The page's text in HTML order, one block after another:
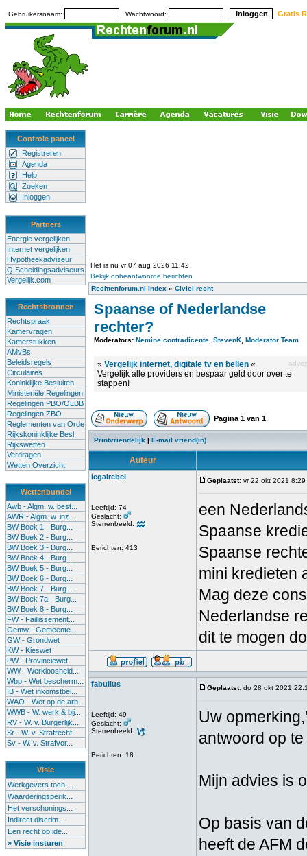
Gebruikersnaam: Wachtwoord: Gratis
Controle paneel
Registreren
Agenda
Help
Zoeken
Inloggen
Partners
Energie vergelijken
Internet vergelijken
Hypotheekadviseur
Q Scheidingsadviseurs
Vergelijk.com
Rechtsbronnen
Rechtspraak
Kamervragen
Kamerstukken
AMvBs
Beleidsregels
Circulaires
Koninklijke Besluiten
Ministeriële Regelingen
Regelingen PBO/OLBB
Regelingen ZBO
Reglementen van Orde
Rijkskoninklijke Besl.
Rijkswetten
Verdragen
Wetten Overzicht
Wettenbundel
Awb - Algm. w. best...
AWR - Algm. w. inz...
BW Boek 1 - Burg...
BW Boek 2 - Burg...
BW Boek 3 - Burg...
BW Boek 4 - Burg...
BW Boek 5 - Burg...
BW Boek 6 - Burg...
BW Boek 7 - Burg...
BW Boek 7a - Burg...
BW Boek 8 - Burg...
FW - Faillissement...
Gemw - Gemeente...
GW - Grondwet
KW - Kieswet
PW - Provinciewet
WW - Werkloosheid...
Wbp - Wet bescherm...
IB - Wet inkomstbel...
WAO - Wet op de arb..
WWB - W. werk & bij...
RV - W. v. Burgerlijk...
Sr - W. v. Strafrecht
Sv - W. v. Strafvor...
Visie
Werkgevers toch ...
Waarderingsperik...
Het verschonings...
Indirect discrim...
Een recht op ide...
» Visie insturen
Het is nu vr 07 aug 2026 11:42
Bekijk onbeantwoorde berichten
Rechtenforum.nl Index » Civiel recht
Spaanse of Nederlandse
rechter?
Moderators: Nemine contradicente StevenK Moderator Team
» Vergelijk internet, digitale tv en bellen «
Vergelijk alle providers en bespaar geld door over te
stappen!
Pagina 1 van 1
Printvriendelijk | E-mail vriend(in)
Auteur
legalrebel
Leeftijd: 74
Geslacht:
Sterrenbeeld:
Berichten: 413
Geplaatst: vr 22 okt 2021 8:29
een
Spaanse
Spaanse
mini kredieten
Mag deze
Nederlandse
dit te mogen
fabulius
Leeftijd: 49
Geslacht:
Sterrenbeeld:
Berichten: 18
Geplaatst: do 28 okt 2021
Uw
antwoord op
Mijn advies is
Op basis van
heeft de AFM